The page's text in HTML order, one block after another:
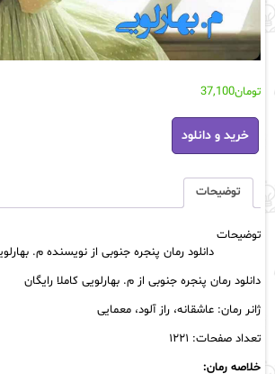
تومان37,100
دانلود
رمان
پنجره
نویسنده
بهارلویی
رایگان
عدد
خرید و دانلود
توضیحات
توضیحات
دانلود رمان پنجره جنوبی از نویسنده م.
دانلود رمان پنجره جنوبی از م. بهارلویی کاملا رایگان
ژانر رمان: عاشقانه، راز آلود، معمایی
تعداد صفحات: ۱۲۲۱
خلاصه رمان: